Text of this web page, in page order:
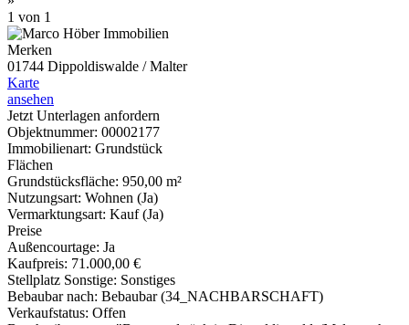
1 von 1
Merken
01744 Dippoldiswalde / Malter
Karte
ansehen
Jetzt Unterlagen anfordern
Objektnummer: 00002177
Immobilienart: Grundstück
Flächen
Grundstücksfläche: 950,00 m²
Nutzungsart: Wohnen (Ja)
Vermarktungsart: Kauf (Ja)
Preise
Außencourtage: Ja
Kaufpreis: 71.000,00 €
Stellplatz Sonstige: Sonstiges
Bebaubar nach: Bebaubar (34_NACHBARSCHAFT)
Verkaufstatus: Offen